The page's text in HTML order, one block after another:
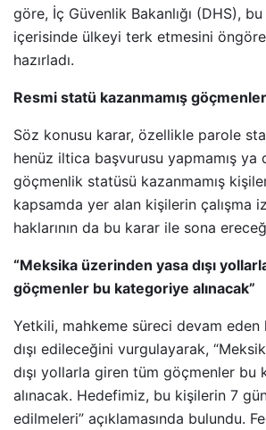
göre, İç Güvenlik Bakanlığı (DHS),
içerisinde ülkeyi terk etmesini
hazırladı.
Resmi statü kazanmamış
Söz konusu karar, özellikle parole
henüz iltica başvurusu yapmamış ya
göçmenlik statüsü kazanmamış
kapsamda yer alan kişilerin çalışma
haklarının da bu karar ile sona
“Meksika üzerinden yasa dışı
göçmenler bu kategoriye alınacak”
Yetkili, mahkeme süreci devam eden
dışı edileceğini vurgulayarak,
dışı yollarla giren tüm göçmenler bu
alınacak. Hedefimiz, bu kişilerin 7 gün
edilmeleri” açıklamasında bulundu.